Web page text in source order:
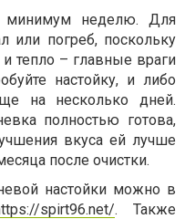
минимум неделю. Для
или погреб, поскольку
тепло – главные враги
настойку, и либо
на несколько дней.
полностью готова,
вкуса ей лучше
после очистки.
настойки можно в
spirt96.net/. Также